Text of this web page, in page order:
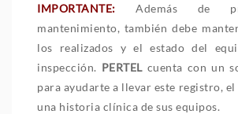
IMPORTANTE:
Además de
mantenimiento, también debe
los realizados y el estado del
inspección. PERTELcuenta con un
para ayudarte a llevar este registro,
una historia clínica de sus equipos.